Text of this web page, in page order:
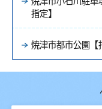
指定】
焼津市都市公園【